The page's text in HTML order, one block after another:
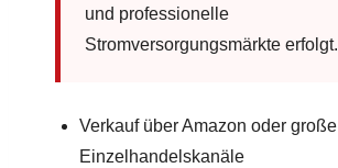
und professionelle
Stromversorgungsmärkte erfolgt.
Verkauf über Amazon oder große
Einzelhandelskanäle